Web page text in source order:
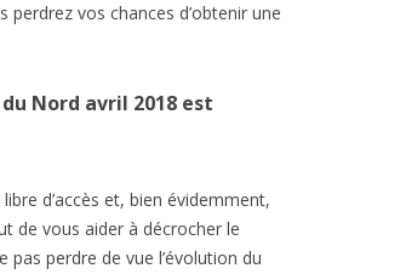
vos chances d’obtenir une
Nord avril 2018 est
d’accès et, bien évidemment,
de vous aider à décrocher le
perdre de vue l’évolution du